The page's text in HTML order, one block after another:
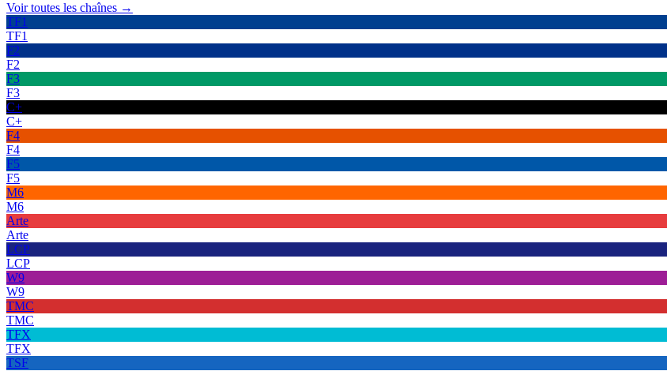
Voir toutes les chaînes →
TF1
TF1
F2
F2
F3
F3
C+
C+
F4
F4
F5
F5
M6
M6
Arte
Arte
LCP
LCP
W9
W9
TMC
TMC
TFX
TFX
TSF